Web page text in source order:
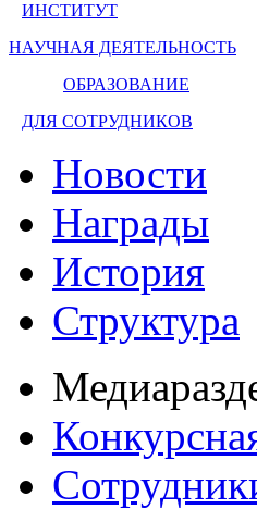
ИНСТИТУТ
НАУЧНАЯ ДЕЯТЕЛЬНОСТЬ
ОБРАЗОВАНИЕ
ДЛЯ СОТРУДНИКОВ
Новости
Награды
История
Структура